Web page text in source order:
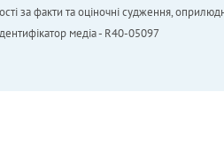
за факти та оціночні судження,
медіа - R40-05097